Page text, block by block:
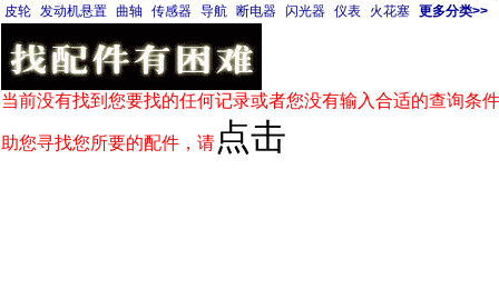
皮轮 发动机悬置 曲轴 传感器 导航 断电器 闪光器 仪表 火花塞 更多分类>>
当前没有找到您要找的任何记录或者您没有输入合适的查询条
助您寻找您所要的配件，请 点击